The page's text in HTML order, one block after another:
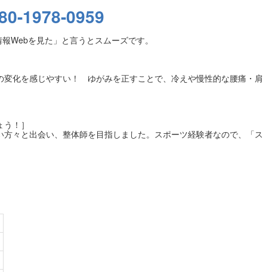
1978-0959
Webを見た」と言うとスムーズです。
化を感じやすい！ ゆがみを正すことで、冷えや慢性的な腰痛・肩
！］
々と出会い、整体師を目指しました。スポーツ経験者なので、「ス